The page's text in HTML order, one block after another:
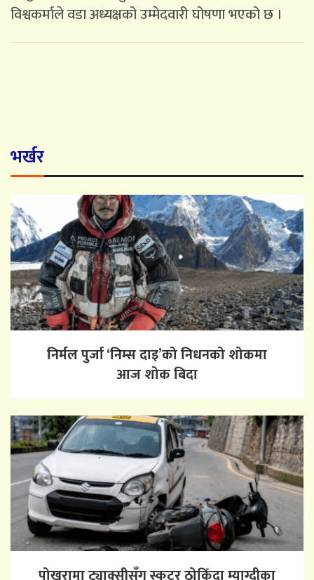
विश्वकर्माले वडा अध्यक्षको उम्मेदवारी घोषणा भएको छ ।
भर्खर
निर्मल पुर्जा ‘निम्स दाइ’को निधनको शोकमा
आज शोक बिदा